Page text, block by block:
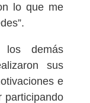
lo que me
demás
sus
e
participando